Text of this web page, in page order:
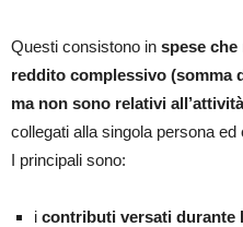
Questi consistono in spese
reddito complessivo (somma
ma non sono relativi
collegati alla singola persona
I principali sono:
i contributi versati durante